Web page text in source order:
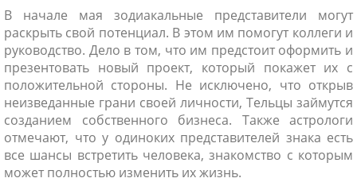
В начале мая зодиакальные представители могут
раскрыть свой потенциал. В этом им помогут коллеги и
руководство. Дело в том, что им предстоит оформить и
презентовать новый проект, который покажет их с
положительной стороны. Не исключено, что открыв
неизведанные грани своей личности, Тельцы займутся
созданием собственного бизнеса. Также астрологи
отмечают, что у одиноких представителей знака есть
все шансы встретить человека, знакомство с которым
может полностью изменить их жизнь.